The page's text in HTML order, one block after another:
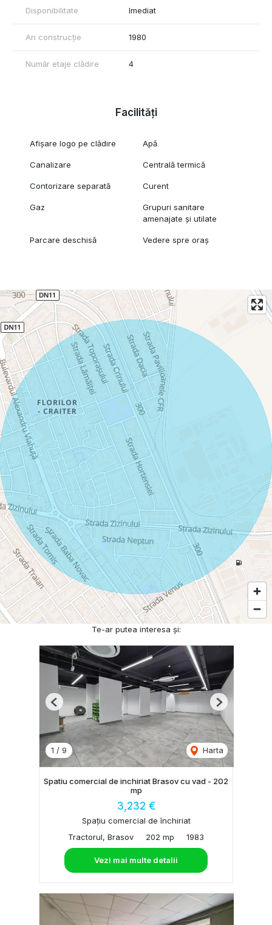
Disponibilitate Imediat
An construcție 1980
Număr etaje clădire 4
Facilități
Afișare logo pe clădire Apă
Canalizare Centrală termică
Contorizare separată Curent
Gaz
Grupuri sanitare
amenajate și utilate
Parcare deschisă Vedere spre oraș
Te-ar putea interesa și:
1 / 9 Harta
Previous Next
Spatiu comercial de inchiriat Brasov cu vad - 202
mp
3,232 €
Spațiu comercial de închiriat
Tractorul, Brasov
202 mp 1983
Vezi mai multe detalii